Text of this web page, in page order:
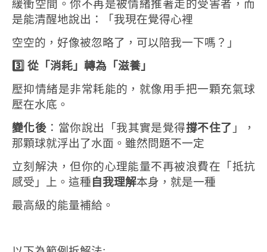
緩衝空間。你不再是被情緒推著走的受害者，而
是能清醒地說出：「我現在覺得心裡
空空的，好像被忽略了，可以陪我一下嗎？」
3️ 從「消耗」轉為「滋養」
壓抑情緒是非常耗能的，就像用手把一顆充氣球
壓在水底。
變化後 ：當你說出「我其實是覺得撐不住了 」，
那顆球就浮出了水面。雖然問題不一定
立刻解決，但你的心理能量不再被浪費在「抵抗
感受」上。這種自我理解本身，就是一種
最高級的能量補給。